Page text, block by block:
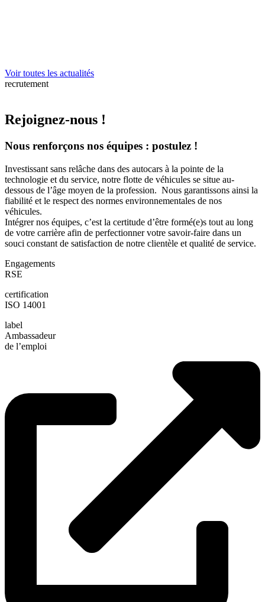
Voir toutes les actualités
recrutement
Rejoignez-nous !
Nous renforçons nos équipes : postulez !
Investissant sans relâche dans des autocars à la pointe de la
technologie et du service, notre flotte de véhicules se situe au-
dessous de l’âge moyen de la profession. Nous garantissons ainsi la
fiabilité et le respect des normes environnementales de nos
véhicules.
Intégrer nos équipes, c’est la certitude d’être formé(e)s tout au long
de votre carrière afin de perfectionner votre savoir-faire dans un
souci constant de satisfaction de notre clientèle et qualité de service.
Engagements
RSE
certification
ISO 14001
label
Ambassadeur
de l’emploi